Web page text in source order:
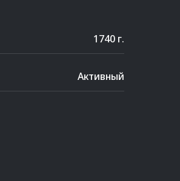
1740 г.
Активный